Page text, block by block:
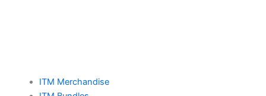
ITM Merchandise